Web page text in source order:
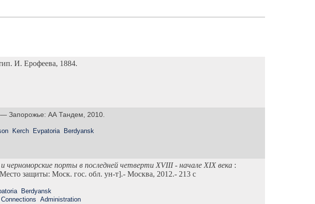
И. Ерофеева, 1884.
— Запорожье: АА Тандем, 2010.
Kerch Evpatoria
Berdyansk
черноморские порты в последней четверти XVIII- начале XIX века :
защиты: Моск. гос. обл. ун-т].- Москва, 2012.- 213 с
Berdyansk
Administration